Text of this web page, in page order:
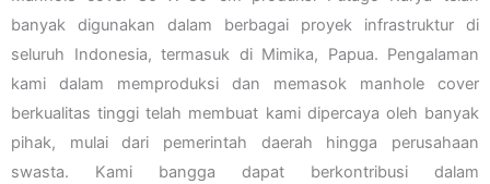
banyak digunakan dalam berbagai proyek infrastruktur di
seluruh Indonesia, termasuk di Mimika, Papua. Pengalaman
kami dalam memproduksi dan memasok manhole cover
berkualitas tinggi telah membuat kami dipercaya oleh banyak
pihak, mulai dari pemerintah daerah hingga perusahaan
swasta. Kami bangga dapat berkontribusi dalam